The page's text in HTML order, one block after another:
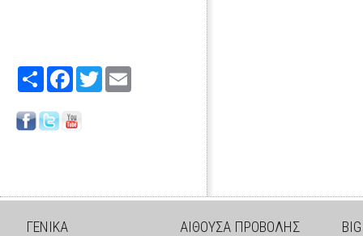
Share FacebookTwitter
ΓΕΝΙΚΑ ΑΙΘΟΥΣΑ ΠΡΟΒΟΛΗΣ